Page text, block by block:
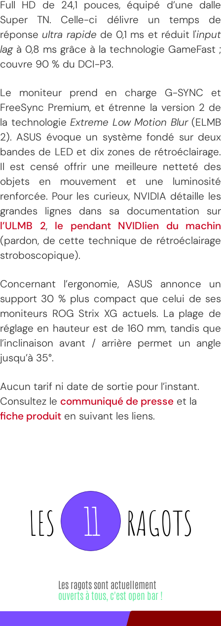
Full HD de 24,1 pouces, équipé d’une dalle
Super TN. Celle-ci délivre un temps de
réponse ultra rapide de 0,1 ms et réduit l'input
lag à 0,8 ms grâce à la technologie GameFast ;
couvre 90 % du DCI-P3.
Le moniteur prend en charge G-SYNC et
FreeSync Premium, et étrenne la version 2 de
la technologie Extreme Low Motion Blur(ELMB
2). ASUS évoque un système fondé sur deux
bandes de LED et dix zones de rétroéclairage.
Il est censé offrir une meilleure netteté des
objets en mouvement et une luminosité
renforcée. Pour les curieux, NVIDIA détaille les
grandes lignes dans sa documentation sur
l’ULMB 2, le pendant NVIDIien du machin
(pardon, de cette technique de rétroéclairage
stroboscopique).
Concernant l’ergonomie, ASUS annonce un
support 30 % plus compact que celui de ses
moniteurs ROG Strix XG actuels. La plage de
réglage en hauteur est de 160 mm, tandis que
l’inclinaison avant / arrière permet un angle
jusqu’à 35°.
Aucun tarif ni date de sortie pour l’instant.
Consultez le communiqué de presse et la
fiche produit en suivant les liens.
LES 11 RAGOTS
Les ragots sont actuellement
ouverts à tous, c'est open bar !